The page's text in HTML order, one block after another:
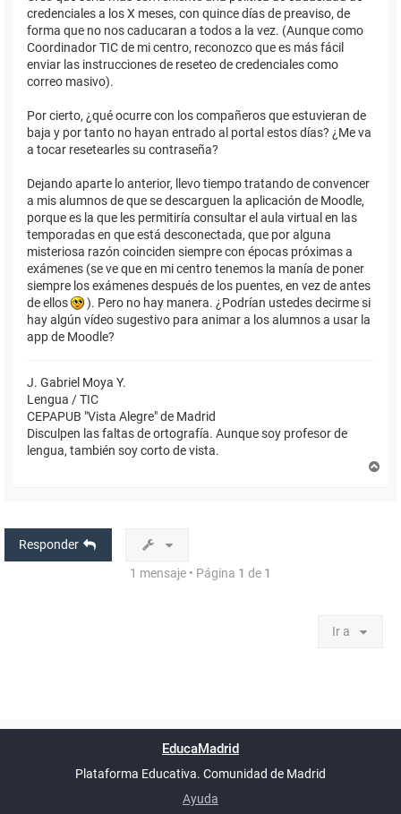
credenciales a los X meses, con quince días de preaviso, de
forma que no nos caducaran a todos a la vez. (Aunque como
Coordinador TIC de mi centro, reconozco que es más fácil
enviar las instrucciones de reseteo de credenciales como
correo masivo).
Por cierto, ¿qué ocurre con los compañeros que estuvieran de
baja y por tanto no hayan entrado al portal estos días? ¿Me va
a tocar resetearles su contraseña?
Dejando aparte lo anterior, llevo tiempo tratando de convencer
a mis alumnos de que se descarguen la aplicación de Moodle,
porque es la que les permitiría consultar el aula virtual en las
temporadas en que está desconectada, que por alguna
misteriosa razón coinciden siempre con épocas próximas a
exámenes (se ve que en mi centro tenemos la manía de poner
siempre los exámenes después de los puentes, en vez de antes
de ellos
). Pero no hay manera. ¿Podrían ustedes decirme si
hay algún vídeo sugestivo para animar a los alumnos a usar la
app de Moodle?
J. Gabriel Moya Y.
Lengua / TIC
CEPAPUB "Vista Alegre" de Madrid
Disculpen las faltas de ortografía. Aunque soy profesor de
lengua, también soy corto de vista.
Responder
1 mensaje • Página 1 de 1
Ir a
UTC+02:00
phpBB España
EducaMadrid
Plataforma Educativa. Comunidad de Madrid
Ayuda